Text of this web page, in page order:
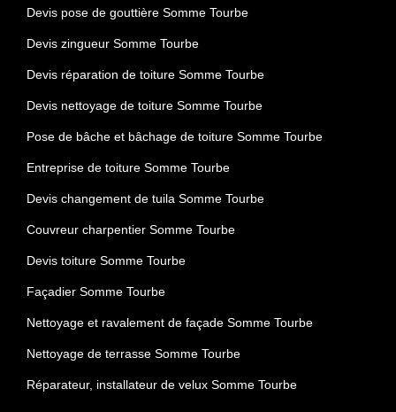
Devis pose de gouttière Somme Tourbe
Devis zingueur Somme Tourbe
Devis réparation de toiture Somme Tourbe
Devis nettoyage de toiture Somme Tourbe
Pose de bâche et bâchage de toiture Somme Tourbe
Entreprise de toiture Somme Tourbe
Devis changement de tuila Somme Tourbe
Couvreur charpentier Somme Tourbe
Devis toiture Somme Tourbe
Façadier Somme Tourbe
Nettoyage et ravalement de façade Somme Tourbe
Nettoyage de terrasse Somme Tourbe
Réparateur, installateur de velux Somme Tourbe